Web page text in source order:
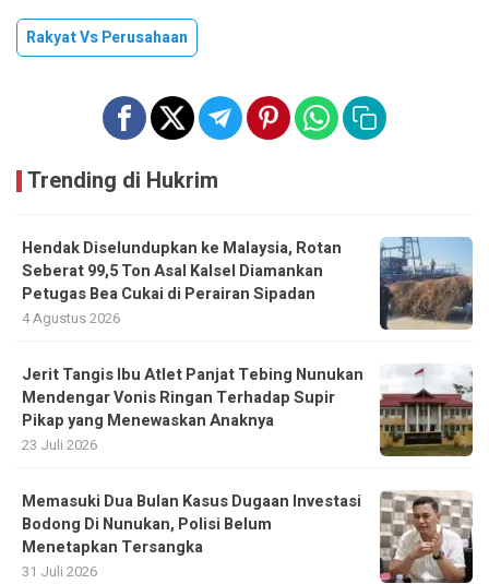
Rakyat Vs Perusahaan
Trending di Hukrim
Hendak Diselundupkan ke Malaysia, Rotan
Seberat 99,5 Ton Asal Kalsel Diamankan
Petugas Bea Cukai di Perairan Sipadan
4 Agustus 2026
Jerit Tangis Ibu Atlet Panjat Tebing Nunukan
Mendengar Vonis Ringan Terhadap Supir
Pikap yang Menewaskan Anaknya
23 Juli 2026
Memasuki Dua Bulan Kasus Dugaan Investasi
Bodong Di Nunukan, Polisi Belum
Menetapkan Tersangka
31 Juli 2026